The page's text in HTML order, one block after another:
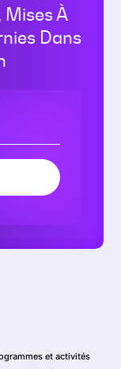
Mises À
Dans
et activités